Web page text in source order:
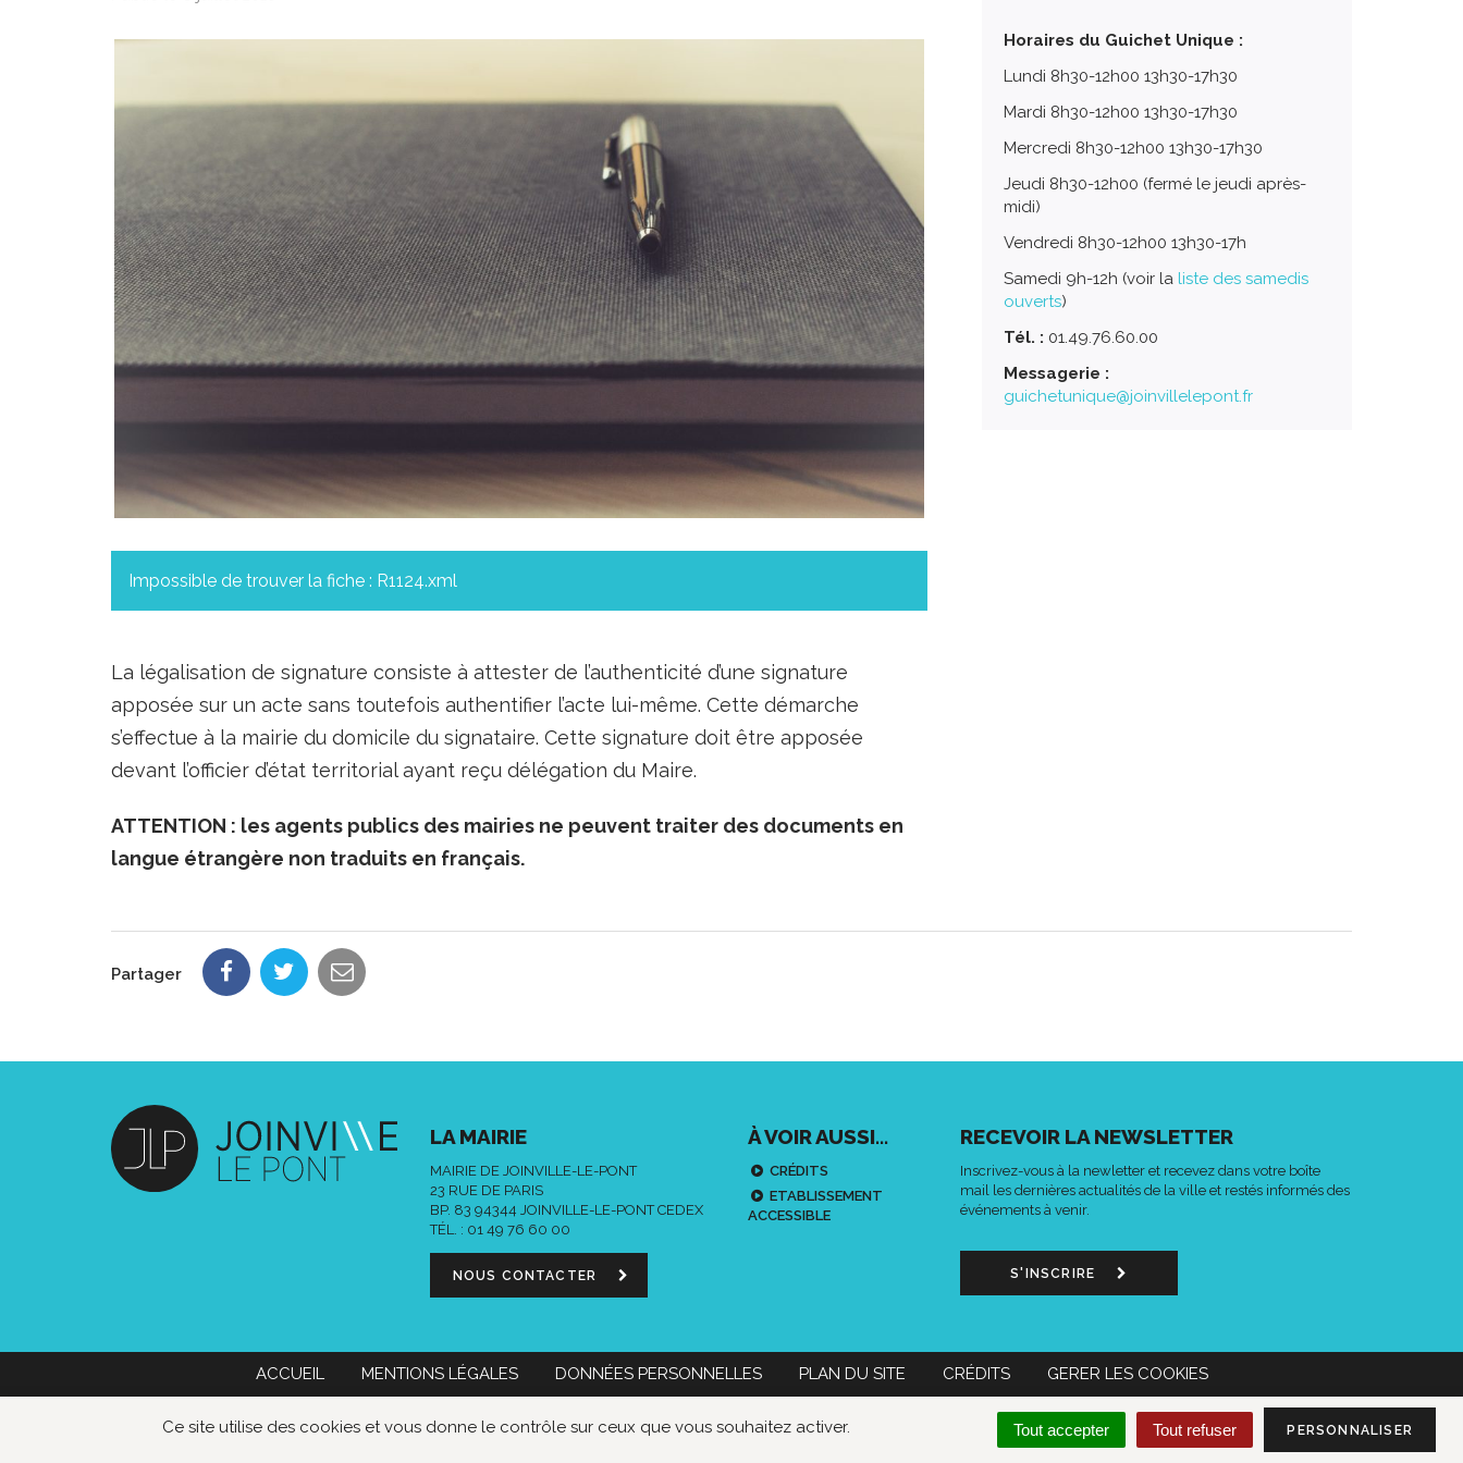
Ce site utilise des cookies et vous donne le contrôle sur ceux que vous souhaitez activer. Tout accepter Tout refuser PERSONNALISER
Impossible de trouver la fiche : R1124.xml
La légalisation de signature consiste à attester de l’authenticité d’une signature
apposée sur un acte sans toutefois authentifier l’acte lui-même. Cette démarche
s’effectue à la mairie du domicile du signataire. Cette signature doit être apposée
devant l’officier d’état territorial ayant reçu délégation du Maire.
ATTENTION : les agents publics des mairies ne peuvent traiter des documents en
langue étrangère non traduits en français.
Horaires du Guichet Unique :
Lundi 8h30-12h00 13h30-17h30
Mardi 8h30-12h00 13h30-17h30
Mercredi 8h30-12h00 13h30-17h30
Jeudi 8h30-12h00 (fermé le jeudi après-
midi)
Vendredi 8h30-12h00 13h30-17h
Samedi 9h-12h (voir la liste des samedis
ouverts)
Tél. : 01.49.76.60.00
Messagerie :
guichetunique@joinvillelepont.fr
Partager
LA MAIRIE
MAIRIE DE JOINVILLE-LE-PONT
23 RUE DE PARIS
BP. 83 94344 JOINVILLE-LE-PONT CEDEX
TÉL. : 01 49 76 60 00
NOUS CONTACTER
À VOIR AUSSI...
CRÉDITS
ETABLISSEMENT
ACCESSIBLE
RECEVOIR LA NEWSLETTER
Inscrivez-vous à la newletter et recevez dans votre boîte
mail les dernières actualités de la ville et restés informés des
événements à venir.
S'INSCRIRE
ACCUEIL MENTIONS LÉGALES DONNÉES PERSONNELLES PLAN DU SITE CRÉDITS GERER LES COOKIES
Mairie de Joinville-le-Pont 01 49 76 60 00 Nous contacter MON COMPTE CITOYEN
Lien
vers
Acce-
o